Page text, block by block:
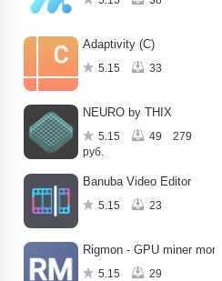
Adaptivity (C)
5.15 33
NEURO by THIX
5.15 49
279
руб.
Banuba Video Editor
5.15 23
Rigmon - GPU miner
5.15 29